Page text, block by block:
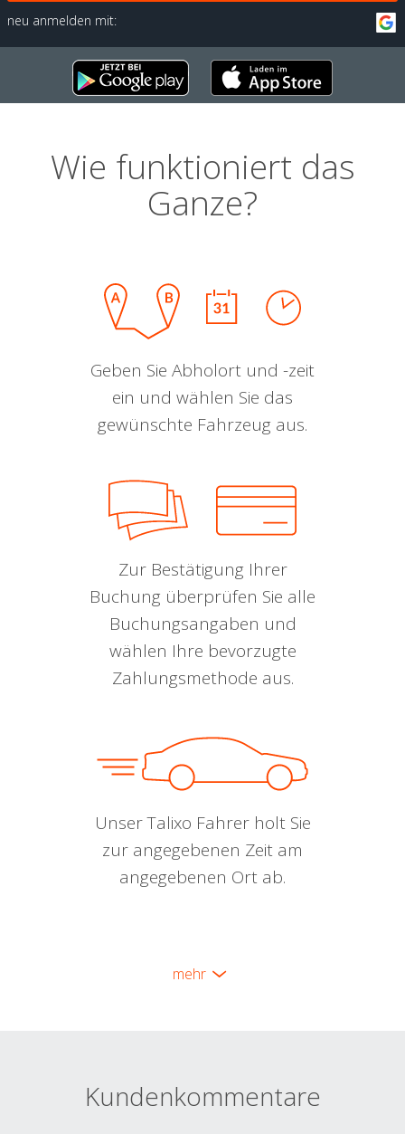
neu anmelden mit:
Wie funktioniert das
Ganze?
Geben Sie Abholort und -zeit
ein und wählen Sie das
gewünschte Fahrzeug aus.
Zur Bestätigung Ihrer
Buchung überprüfen Sie alle
Buchungsangaben und
wählen Ihre bevorzugte
Zahlungsmethode aus.
Unser Talixo Fahrer holt Sie
zur angegebenen Zeit am
angegebenen Ort ab.
mehr
Kundenkommentare